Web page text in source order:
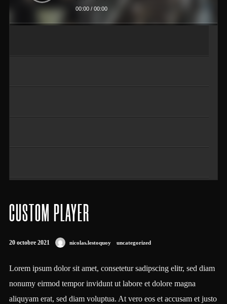
00:00/ 00:00
Tiger Rag
CUSTOM PLAYER
20 octobre 2021 nicolas.lestoquoy uncategorized
Lorem ipsum dolor sit amet, consetetur sadipscing elitr, sed diam
nonumy eirmod tempor invidunt ut labore et dolore magna
aliquyam erat, sed diam voluptua. At vero eos et accusam et justo